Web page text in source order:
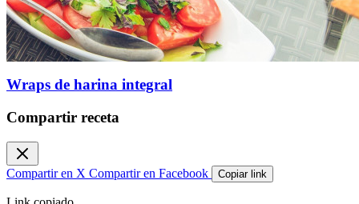
Wraps de harina integral
Compartir receta
Compartir en X Compartir en Facebook Copiar link